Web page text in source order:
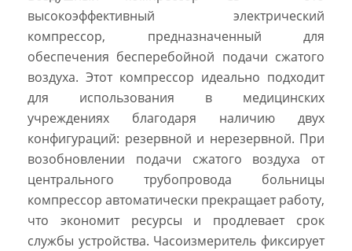
высокоэффективный электрический
компрессор, предназначенный для
обеспечения бесперебойной подачи сжатого
воздуха. Этот компрессор идеально подходит
для использования в медицинских
учреждениях благодаря наличию двух
конфигураций: резервной и нерезервной. При
возобновлении подачи сжатого воздуха от
центрального трубопровода больницы
компрессор автоматически прекращает работу,
что экономит ресурсы и продлевает срок
службы устройства. Часоизмеритель фиксирует